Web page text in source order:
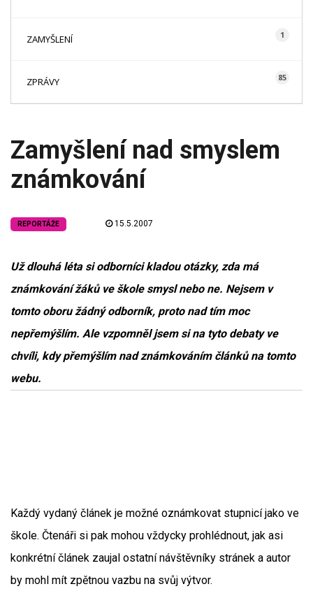
ZAMYŠLENÍ 1
ZPRÁVY 85
Zamyšlení nad smyslem
známkování
REPORTÁŽE 15.5.2007
Už dlouhá léta si odborníci kladou otázky, zda má
známkování žáků ve škole smysl nebo ne. Nejsem v
tomto oboru žádný odborník, proto nad tím moc
nepřemýšlím. Ale vzpomněl jsem si na tyto debaty ve
chvíli, kdy přemýšlím nad známkováním článků na tomto
webu.
Každý vydaný článek je možné oznámkovat stupnicí jako ve
škole. Čtenáři si pak mohou vždycky prohlédnout, jak asi
konkrétní článek zaujal ostatní návštěvníky stránek a autor
by mohl mít zpětnou vazbu na svůj výtvor.